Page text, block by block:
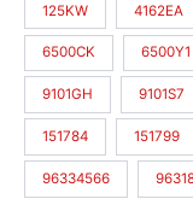
125KW 4162EA
6500CK 6500Y1
9101GH 9101S7
151784 151799
96334566